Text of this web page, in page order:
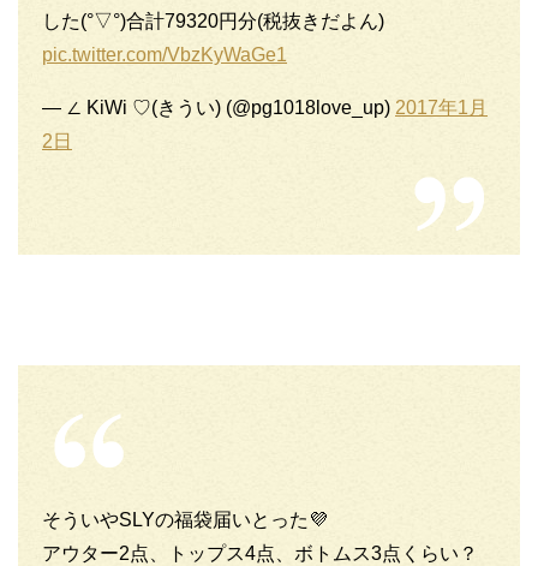
した(°▽°)合計79320円分(税抜きだよん)
pic.twitter.com/VbzKyWaGe1
— ∠ KiWi ♡(きうい) (@pg1018love_up) 2017年1月
2日
そういやSLYの福袋届いとった💜
アウター2点、トップス4点、ボトムス3点くらい？